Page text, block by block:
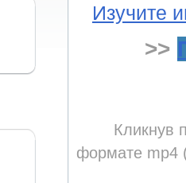
Изучите
>>
Кликнув
формате mp4